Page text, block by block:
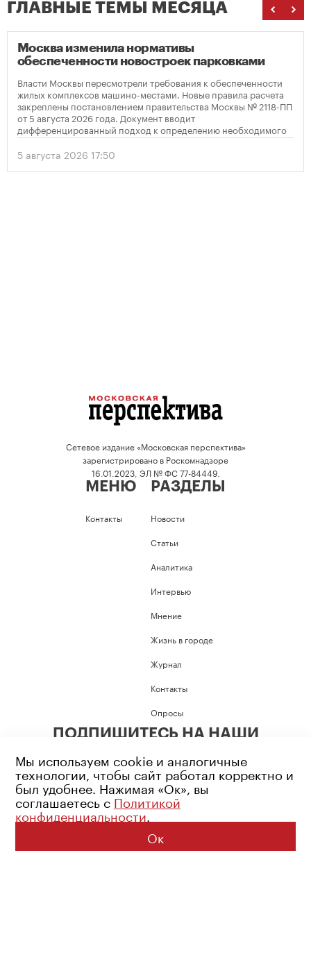
ГЛАВНЫЕ ТЕМЫ МЕСЯЦА
Москва изменила нормативы
обеспеченности новостроек парковками
Власти Москвы пересмотрели требования к обеспеченности
жилых комплексов машино-местами. Новые правила расчета
закреплены постановлением правительства Москвы № 2118-ПП
от 5 августа 2026 года. Документ вводит
дифференцированный подход к определению необходимого
количества парковок в зависимости от площади квартир и
устанавливает переходный период для уже согласованных
проектов.
5 августа 2026 17:50
Сетевое издание «Московская перспектива»
зарегистрировано в Роскомнадзоре
16.01.2023, ЭЛ № ФС 77-84449.
МЕНЮ
Контакты
РАЗДЕЛЫ
Новости
Статьи
Аналитика
Интервью
Мнение
Жизнь в городе
Журнал
Контакты
Опросы
ПОДПИШИТЕСЬ НА НАШИ
Возрастное ограничение: 16+
Политика конфиденциальности
© 2026 Все права защищены
Мы используем cookie и аналогичные
технологии, чтобы сайт работал корректно и
был удобнее. Нажимая «Ок», вы
соглашаетесь с Политикой
конфиденциальности.
Ок